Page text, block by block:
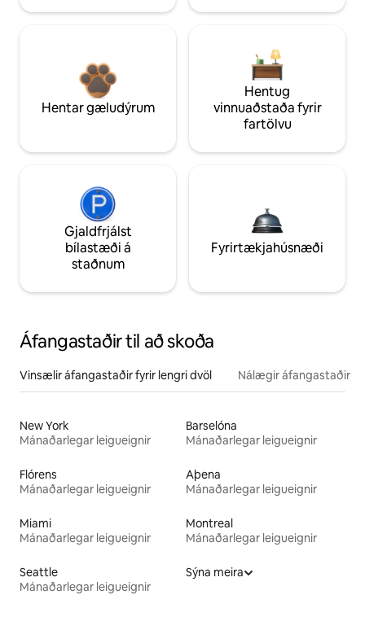
Hentar gæludýrum
Hentug
vinnuaðstaða fyrir
fartölvu
Gjaldfrjálst
bílastæði á
staðnum
Fyrirtækjahúsnæði
Áfangastaðir til að skoða
Vinsælir áfangastaðir fyrir lengri dvöl Nálægir áfangastaðir
New York
Mánaðarlegar leigueignir
Barselóna
Mánaðarlegar leigueignir
Flórens
Mánaðarlegar leigueignir
Aþena
Mánaðarlegar leigueignir
Miami
Mánaðarlegar leigueignir
Montreal
Mánaðarlegar leigueignir
Seattle
Mánaðarlegar leigueignir
Sýna meira